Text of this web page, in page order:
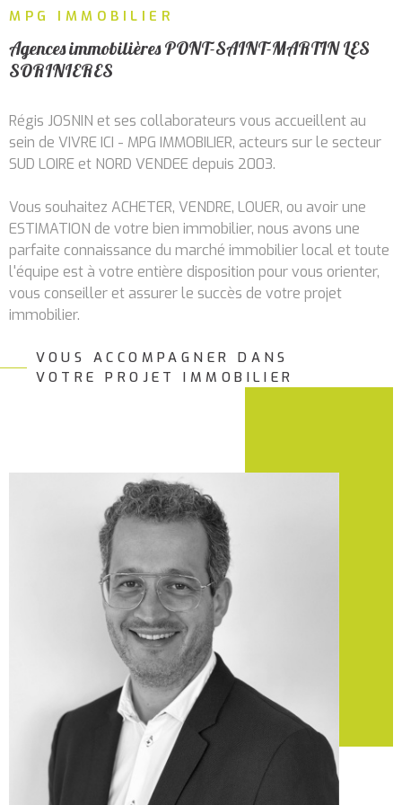
MAIL
MPG IMMOBILIER
Agences immobilières PONT-SAINT-MARTIN LES
SORINIERES
Régis JOSNIN et ses collaborateurs vous accueillent au
sein de VIVRE ICI - MPG IMMOBILIER, acteurs sur le secteur
SUD LOIRE et NORD VENDEE depuis 2003.
Vous souhaitez ACHETER, VENDRE, LOUER, ou avoir une
ESTIMATION de votre bien immobilier, nous avons une
parfaite connaissance du marché immobilier local et toute
l'équipe est à votre entière disposition pour vous orienter,
vous conseiller et assurer le succès de votre projet
immobilier.
Services immobiliers à
alentours
Réaliser une transaction
immobilière à Pont-Saint-
Vous recherchez des logements ou des
Pont-Saint-Martin? Notre agence veille à analyser vos
besoins pour vous dénicher des propositions intéressantes
et en accord avec vos besoins.
En partenariat avec d’autres professionnels du domaine,
VOUS ACCOMPAGNER DANS
VOTRE PROJET IMMOBILIER